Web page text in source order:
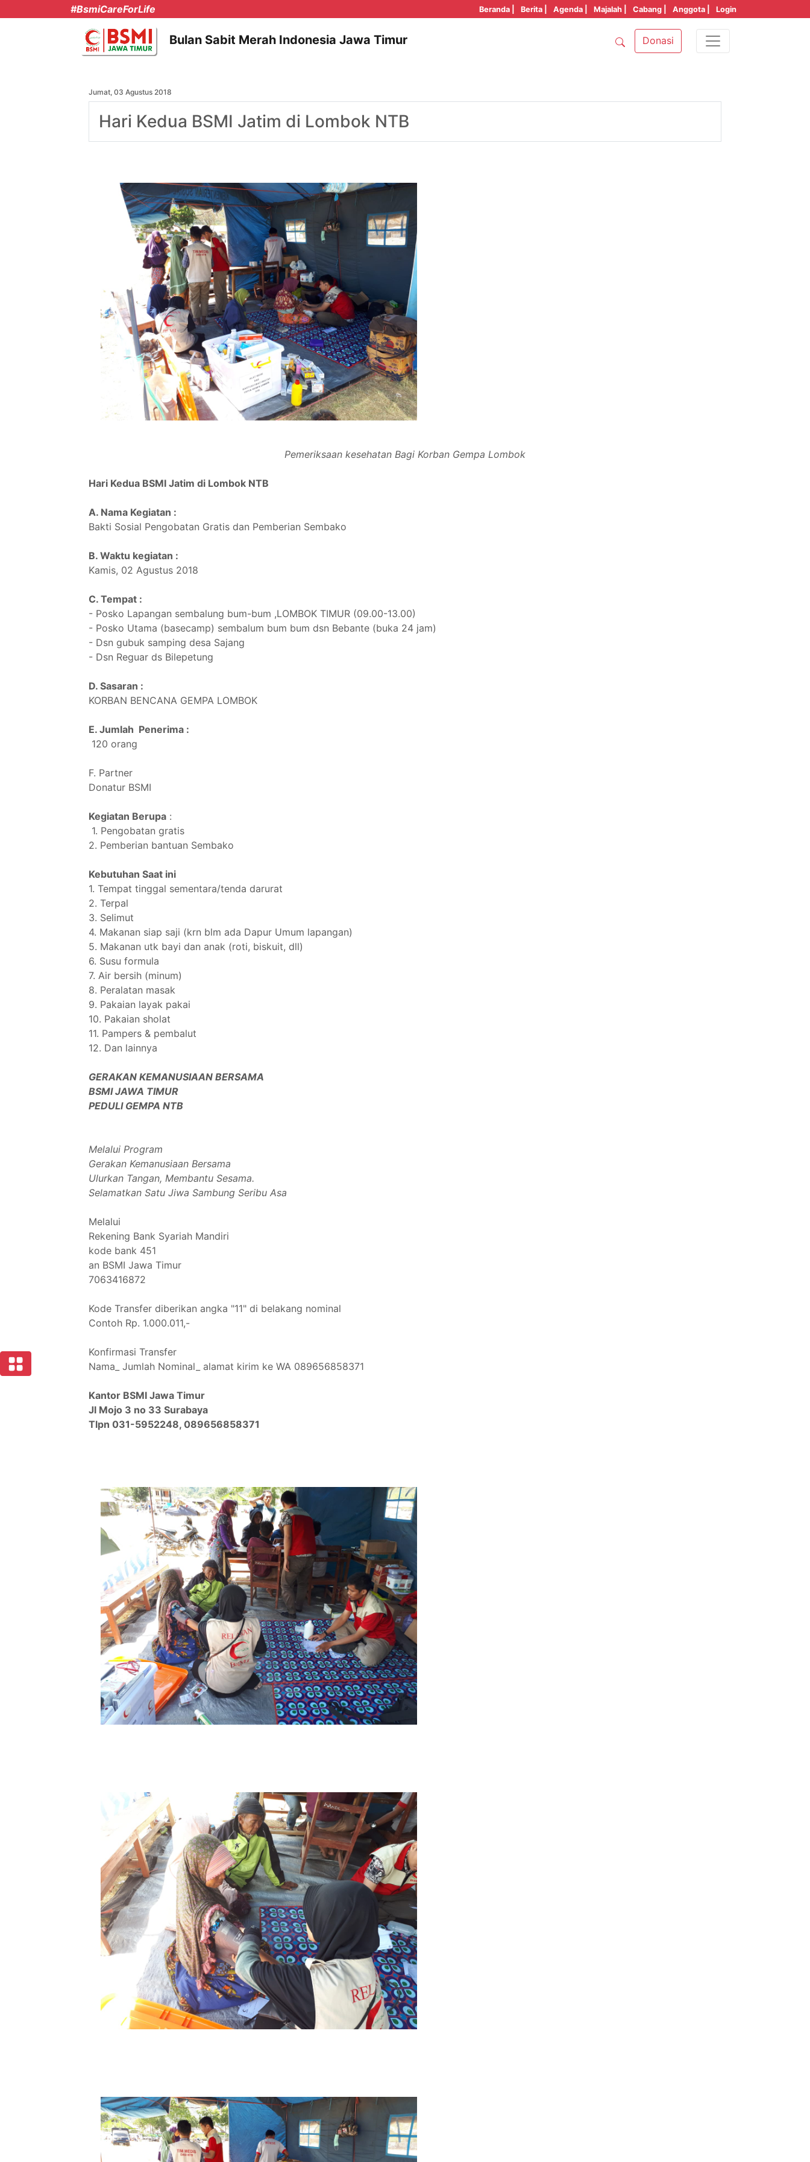
#BsmiCareForLife Beranda | Berita | Agenda | Majalah | Cabang | Anggota | Login
Bulan Sabit Merah Indonesia Jawa Timur Donasi
Jumat, 03 Agustus 2018
Hari Kedua BSMI Jatim di Lombok NTB
Pemeriksaan kesehatan Bagi Korban Gempa Lombok
Hari Kedua BSMI Jatim di Lombok NTB
A. Nama Kegiatan :
Bakti Sosial Pengobatan Gratis dan Pemberian Sembako
B. Waktu kegiatan :
Kamis, 02 Agustus 2018
C. Tempat :
- Posko Lapangan sembalung bum-bum ,LOMBOK TIMUR (09.00-13.00)
- Posko Utama (basecamp) sembalum bum bum dsn Bebante (buka 24 jam)
- Dsn gubuk samping desa Sajang
- Dsn Reguar ds Bilepetung
D. Sasaran :
KORBAN BENCANA GEMPA LOMBOK
E. Jumlah Penerima :
120 orang
F. Partner
Donatur BSMI
Kegiatan Berupa :
1. Pengobatan gratis
2. Pemberian bantuan Sembako
Kebutuhan Saat ini
1. Tempat tinggal sementara/tenda darurat
2. Terpal
3. Selimut
4. Makanan siap saji (krn blm ada Dapur Umum lapangan)
5. Makanan utk bayi dan anak (roti, biskuit, dll)
6. Susu formula
7. Air bersih (minum)
8. Peralatan masak
9. Pakaian layak pakai
10. Pakaian sholat
11. Pampers & pembalut
12. Dan lainnya
GERAKAN KEMANUSIAAN BERSAMA
BSMI JAWA TIMUR
PEDULI GEMPA NTB
Melalui Program
Gerakan Kemanusiaan Bersama
Ulurkan Tangan, Membantu Sesama.
Selamatkan Satu Jiwa Sambung Seribu Asa
Melalui
Rekening Bank Syariah Mandiri
kode bank 451
an BSMI Jawa Timur
7063416872
Kode Transfer diberikan angka "11" di belakang nominal
Contoh Rp. 1.000.011,-
Konfirmasi Transfer
Nama_ Jumlah Nominal_ alamat kirim ke WA 089656858371
Kantor BSMI Jawa Timur
Jl Mojo 3 no 33 Surabaya
Tlpn 031-5952248, 089656858371